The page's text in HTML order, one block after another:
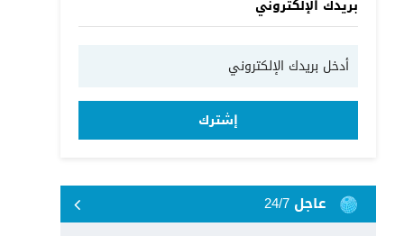
بريدك الإلكتروني
إشترك
عاجل 24/7